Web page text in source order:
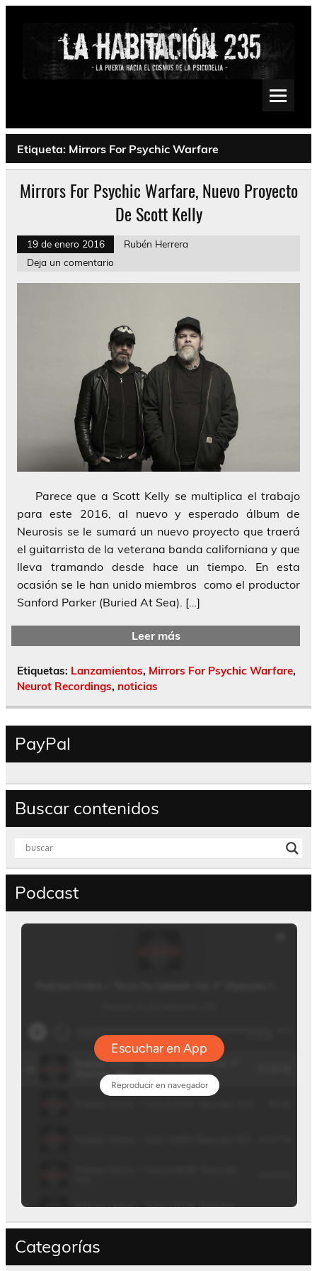
Saltar
Psychedelic, Stoner, Doom, Sludge, Fuzz, Space, Drone
Etiqueta: Mirrors For Psychic Warfare
Mirrors For Psychic Warfare, Nuevo Proyecto
De Scott Kelly
19 de enero 2016
Rubén Herrera
Deja un comentario
Parece que a Scott Kelly se multiplica el trabajo
para este 2016, al nuevo y esperado álbum de
Neurosis se le sumará un nuevo proyecto que traerá
el guitarrista de la veterana banda californiana y que
lleva tramando desde hace un tiempo. En esta
ocasión se le han unido miembros como el productor
Sanford Parker (Buried At Sea). […]
Leer más
Etiquetas: Lanzamientos, Mirrors For Psychic Warfare,
Neurot Recordings, noticias
PayPal
Buscar contenidos
Podcast
Categorías